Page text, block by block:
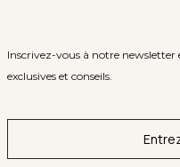
Inscrivez-vous à notre newsletter
exclusives et conseils.